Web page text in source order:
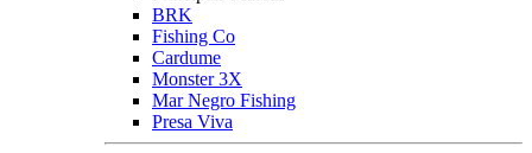
BRK
Fishing Co
Cardume
Monster 3X
Mar Negro Fishing
Presa Viva